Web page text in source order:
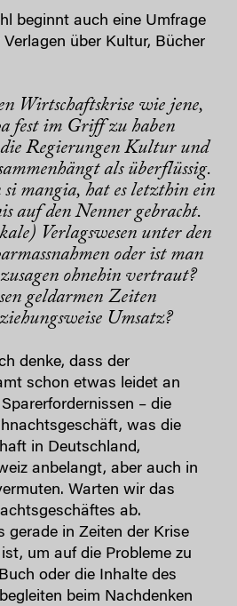
beginnt auch eine Umfrage
über Kultur, Bücher
Wirtschaftskrise wie jene,
fest im Griff zu haben
Regierungen Kultur und
als überflüssig.
mangia, hat es letzthin ein
auf den Nenner gebracht.
Verlagswesen unter den
oder ist man
ohnehin vertraut?
geldarmen Zeiten
Umsatz?
denke, dass der
schon etwas leidet an
– die
was die
in Deutschland,
anbelangt, aber auch in
Warten wir das
ab.
gerade in Zeiten der Krise
um auf die Probleme zu
oder die Inhalte des
beim Nachdenken